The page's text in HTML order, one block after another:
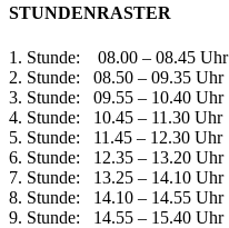
STUNDENRASTER
1. Stunde: 08.00 – 08.45 Uhr
2. Stunde: 08.50 – 09.35 Uhr
3. Stunde: 09.55 – 10.40 Uhr
4. Stunde: 10.45 – 11.30 Uhr
5. Stunde: 11.45 – 12.30 Uhr
6. Stunde: 12.35 – 13.20 Uhr
7. Stunde: 13.25 – 14.10 Uhr
8. Stunde: 14.10 – 14.55 Uhr
9. Stunde: 14.55 – 15.40 Uhr